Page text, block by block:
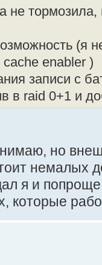
не
(я
enabler )
записи с
в raid 0+1 и
но
немалых
я и
которые